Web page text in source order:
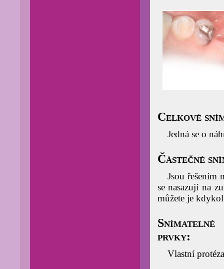
Celkové
Jedná se o
Částečné
Jsou řešením
se nasazují na
můžete je
prvky:
Vlastní